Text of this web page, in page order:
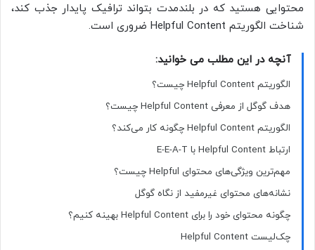
محتوایی هستید که در بلندمدت بتواند ترافیک پایدار جذب کند،
شناخت الگوریتم Helpful Content ضروری است.
آنچه در این مطلب می خوانید:
الگوریتم Helpful Content چیست؟
هدف گوگل از معرفی Helpful Content چیست؟
الگوریتم Helpful Content چگونه کار می‌کند؟
ارتباط Helpful Content با E-E-A-T
مهم‌ترین ویژگی‌های محتوای Helpful چیست؟
نشانه‌های محتوای غیرمفید از نگاه گوگل
چگونه محتوای خود را برای Helpful Content بهینه کنیم؟
چک‌لیست Helpful Content